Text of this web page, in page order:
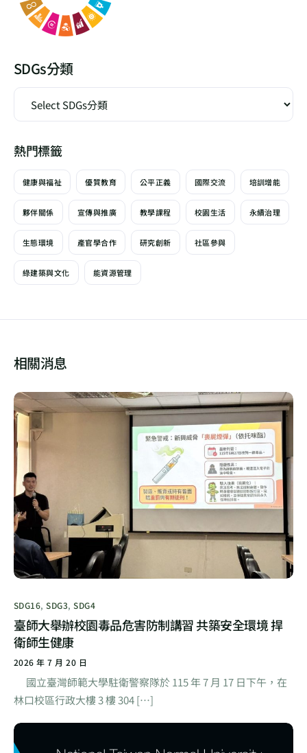
SDGs分類
熱門標籤
健康與福祉 優質教育 公平正義 國際交流 培訓增能
夥伴關係 宣傳與推廣 教學課程 校園生活 永續治理
生態環境 產官學合作 研究創新 社區參與
綠建築與文化 能資源管理
相關消息
SDG16,SDG3,SDG4
臺師大舉辦校園毒品危害防制講習 共築安全環境 捍
衛師生健康
2026 年 7 月 20 日
國立臺灣師範大學駐衛警察隊於 115 年 7 月 17 日下午，在
林口校區行政大樓 3 樓 304 […]